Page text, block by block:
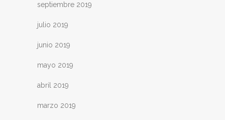
septiembre 2019
julio 2019
junio 2019
mayo 2019
abril 2019
marzo 2019